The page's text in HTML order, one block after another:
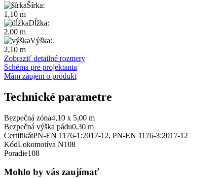
Šírka:
1,10 m
Dĺžka:
2,00 m
Výška:
2,10 m
Zobraziť detailné rozmery
Schéma pre projektanta
Mám záujem o produkt
Technické parametre
Bezpečná zóna4,10 x 5,00 m
Bezpečná výška pádu0,30 m
CertifikátPN-EN 1176-1:2017-12, PN-EN 1176-3:2017-12
KódLokomotíva N108
Poradie108
Mohlo by vás zaujímať